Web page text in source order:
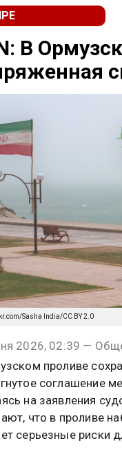
В
Sasha India/CC BY 2.0
2026, 02:39 —
проливе
соглашение
на заявления
что в проливе
серьезные риски